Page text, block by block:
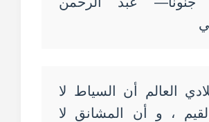
العالم أن السياط لا
، و أن المشانق لا